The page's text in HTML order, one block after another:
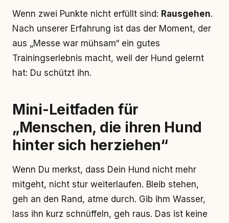
Wenn zwei Punkte nicht erfüllt sind: Rausgehen.
Nach unserer Erfahrung ist das der Moment, der
aus „Messe war mühsam“ ein gutes
Trainingserlebnis macht, weil der Hund gelernt
hat: Du schützt ihn.
Mini-Leitfaden für
„Menschen, die ihren Hund
hinter sich herziehen“
Wenn Du merkst, dass Dein Hund nicht mehr
mitgeht, nicht stur weiterlaufen. Bleib stehen,
geh an den Rand, atme durch. Gib ihm Wasser,
lass ihn kurz schnüffeln, geh raus. Das ist keine